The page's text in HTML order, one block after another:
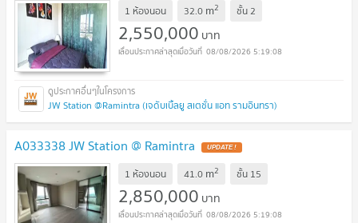
1 ห้องนอน 32.0 m2 ชั้น2
2,550,000 บาท
08/08/2026 5:19:08
JW Station @Ramintra (เจดับเบิ้ลยู สเตชั่น แอท รามอินทรา)
A033338 JW Station @ Ramintra UPDATE !
1 ห้องนอน 41.0 m2 ชั้น 15
2,850,000 บาท
08/08/2026 5:19:08